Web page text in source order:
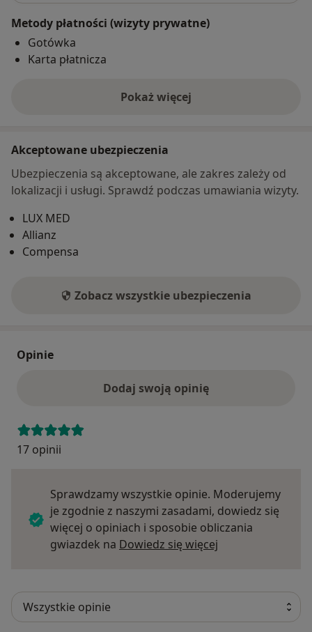
Metody płatności (wizyty prywatne)
Gotówka
Karta płatnicza
Pokaż więcej
o adresie
Akceptowane ubezpieczenia
Ubezpieczenia są akceptowane, ale zakres zależy od
lokalizacji i usługi. Sprawdź podczas umawiania wizyty.
LUX MED
Allianz
Compensa
Zobacz wszystkie ubezpieczenia
Opinie
Dodaj swoją opinię
17 opinii
Sprawdzamy wszystkie opinie. Moderujemy
je zgodnie z naszymi zasadami, dowiedz się
więcej o opiniach i sposobie obliczania
gwiazdek na Dowiedz się więcej